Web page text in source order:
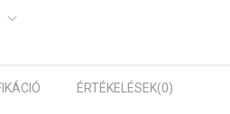
ÉRTÉKELÉSEK(0)